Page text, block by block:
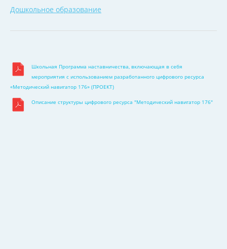
Дошкольное образование
Школьная Программа наставничества, включающая в себя
мероприятия с использованием разработанного цифрового ресурса
«Методический навигатор 176» (ПРОЕКТ)
Описание структуры цифрового ресурса "Методический навигатор 176"